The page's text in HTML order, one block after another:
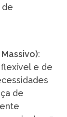
de
:
e de
de